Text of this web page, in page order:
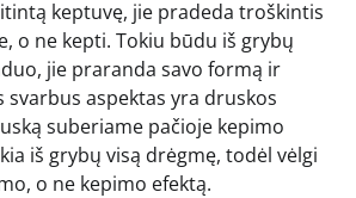
keptuvę, jie pradeda troškintis
o ne kepti. Tokiu būdu iš grybų
jie praranda savo formą ir
svarbus aspektas yra druskos
suberiame pačioje kepimo
iš grybų visą drėgmę, todėl vėlgi
o ne kepimo efektą.